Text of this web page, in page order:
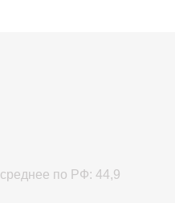
среднее по РФ: 44,9